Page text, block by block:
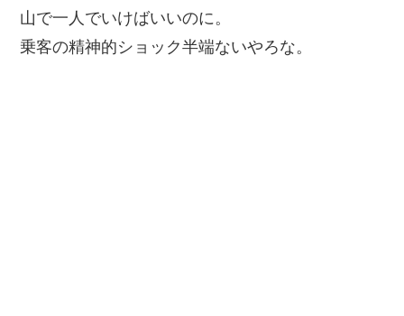
山で一人でいけばいいのに。
乗客の精神的ショック半端ないやろな。